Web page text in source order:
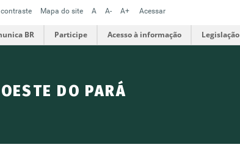
Mapa do site A A- A+ Acessar
BR Participe Acesso à informação Legislação
DO PARÁ